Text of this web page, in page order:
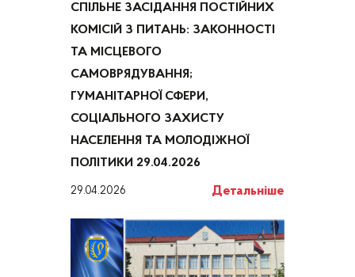
СПІЛЬНЕ ЗАСІДАННЯ ПОСТІЙНИХ
КОМІСІЙ З ПИТАНЬ: ЗАКОННОСТІ
ТА МІСЦЕВОГО
САМОВРЯДУВАННЯ;
ГУМАНІТАРНОЇ СФЕРИ,
СОЦІАЛЬНОГО ЗАХИСТУ
НАСЕЛЕННЯ ТА МОЛОДІЖНОЇ
ПОЛІТИКИ 29.04.2026
29.04.2026 Детальніше